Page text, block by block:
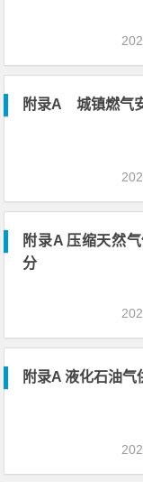
附录A 城镇燃气
附录A 压缩天然
分
附录A 液化石油